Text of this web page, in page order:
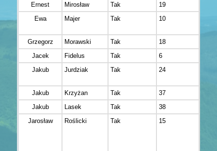
Ernest
Mirosław Tak 19
Ewa
Majer Tak 10
Grzegorz Morawski Tak 18
Jacek
Fidelus Tak 6
Jakub
Jurdziak Tak 24
Jakub Krzyżan Tak 37
Jakub
Lasek Tak 38
Jarosław
Roślicki Tak 15